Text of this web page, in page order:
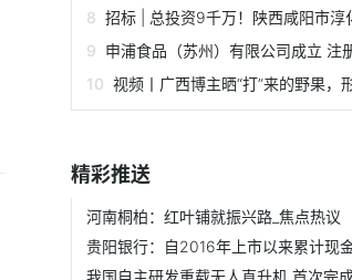
招标 | 总投资9千万！陕西咸阳市淳化县新能源汽车充电桩
申浦食品（苏州）有限公司成立 注册资本100万人民
视频丨广西博主晒“打”来的野果，形状圆润 色泽鲜
精彩推送
河南桐柏：红叶铺就振兴路_焦点热议